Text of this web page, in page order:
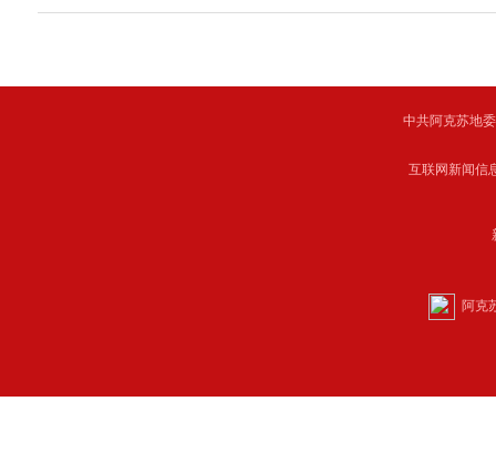
中共阿克苏地
互联网新闻
阿克